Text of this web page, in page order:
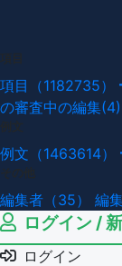
項目（1182735）
の審査中の編集(4)
例文（1463614）
編集者（35） 編
ログイン /
ログイン